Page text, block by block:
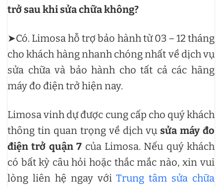
trở sau khi sửa chữa không?
➤Có. Limosa hỗ trợ bảo hành từ 03 – 12 tháng
cho khách hàng nhanh chóng nhất về dịch vụ
sửa chữa và bảo hành cho tất cả các hãng
máy đo điện trở hiện nay.
Limosa vinh dự được cung cấp cho quý khách
thông tin quan trọng về dịch vụ sửa máy đo
điện trở quận 7 của Limosa. Nếu quý khách
có bất kỳ câu hỏi hoặc thắc mắc nào, xin vui
lòng liên hệ ngay vớiTrung tâm sửa chữa